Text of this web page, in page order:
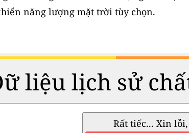
năng lượng mặt trời tùy chọn.
liệu lịch sử
Rất tiếc... Xin